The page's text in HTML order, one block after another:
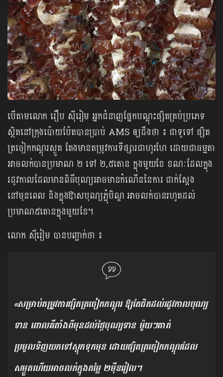
បើតាមលោក រឿប ស៊ីរៀម អ្នកជំនាញផ្នែកបណ្តុះផ្សិតគ្រប់ប្រភេទ
ស្ថិតនៅក្រុងប៉ោយប៉ែតបានប្រាប់ AMS ឲ្យដឹងថា ៖ ជាទូទៅ ផ្សិត
ត្រចៀកកណ្តុរស្ងួត តែងមានតម្រូវការទីផ្សារជាហូរហែ ដោយជាធម្មតា
អាចលក់បានប្រមាណ ២ ទៅ ២,៥តោន ក្នុងមួយខែ ខណៈដែលក្នុង
រដូវកាលដែលមានពិធីបុណ្យអាចមានកំណើននៃការ ជាក់ស្ដែង
នៅមុនពេល និងក្នុងឱាសបុណ្យភ្ជុំបិណ្ឌ អាចលក់បានរហូតដល់
ប្រមាណ៥តោនក្នុងមួយខែ។
លោក ស៊ីរៀម បានបញ្ជាក់ថា ៖
«សម្រាប់តម្រូវការផ្សិតត្រចៀកកណ្ដុរ ឱ្យតែជិតដល់រដូវកាលបុណ្យ
ទាន ពោលគឺតាំងពីមុនដល់ថ្ងៃបុណ្យទាន ម៉ូយៗគាត់
ប្រមូលទិញយកទៅស្តុកទុកមុន ដោយផ្សិតត្រចៀកកណ្ដុរដែល
សម្ងួតហើយអាចលក់ក្នុងតម្លៃ ២ម៉ឺនរៀល។